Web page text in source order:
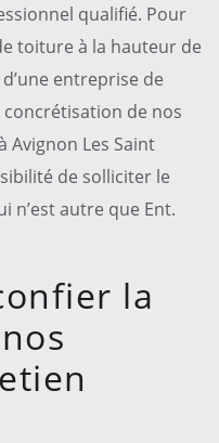
qualifié. Pour
toiture à la hauteur de
entreprise de
de nos
Avignon Les Saint
de solliciter le
n’est autre que Ent.
la